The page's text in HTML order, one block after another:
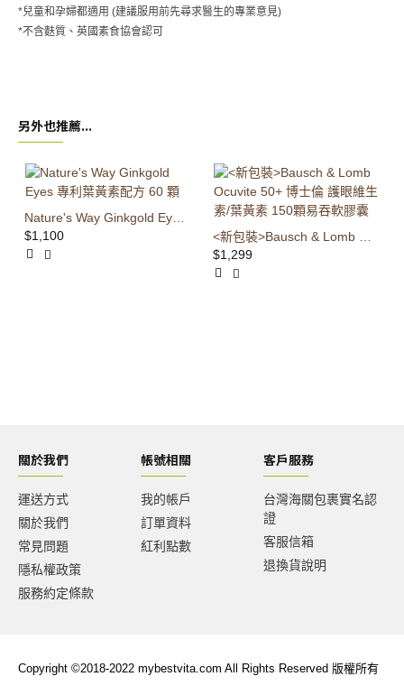
*兒童和孕婦都適用 (建議服用前先尋求醫生的專業意見)
*不含麩質、 英國素食協會認可
另外也推薦...
$1,100
$1,299
關於我們
運送方式
關於我們
常見問題
隱私權政策
服務約定條款
帳號相關
我的帳戶
訂單資料
紅利點數
客戶服務
台灣海關包裹實名認
證
客服信箱
退換貨說明
Copyright ©2018-2022 mybestvita.com All Rights Reserved 版權所有